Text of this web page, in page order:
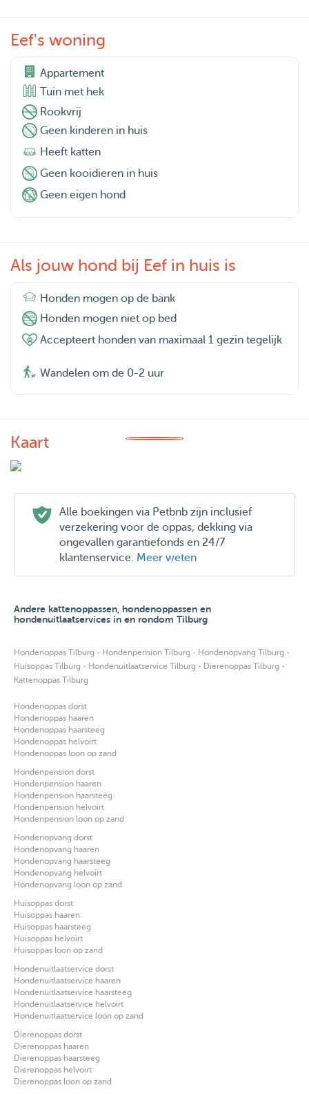
Eef's woning
Appartement
Tuin met hek
Rookvrij
Geen kinderen in huis
Heeft katten
Geen kooidieren in huis
Geen eigen hond
Als jouw hond bij Eef in huis is
Honden mogen op de bank
Honden mogen niet op bed
Accepteert honden van maximaal 1 gezin tegelijk
Wandelen om de 0-2 uur
Kaart
Alle boekingen via Petbnb zijn inclusief
verzekering voor de oppas, dekking via
ongevallen garantiefonds en 24/7
klantenservice. Meer weten
Andere kattenoppassen, hondenoppassen en
hondenuitlaatservices in en rondom Tilburg
Hondenoppas Tilburg · Hondenpension Tilburg · Hondenopvang Tilburg ·
Huisoppas Tilburg · Hondenuitlaatservice Tilburg · Dierenoppas Tilburg ·
Kattenoppas Tilburg
Hondenoppas dorst
Hondenoppas haaren
Hondenoppas haarsteeg
Hondenoppas helvoirt
Hondenoppas loon op zand
Hondenpension dorst
Hondenpension haaren
Hondenpension haarsteeg
Hondenpension helvoirt
Hondenpension loon op zand
Hondenopvang dorst
Hondenopvang haaren
Hondenopvang haarsteeg
Hondenopvang helvoirt
Hondenopvang loon op zand
Huisoppas dorst
Huisoppas haaren
Huisoppas haarsteeg
Huisoppas helvoirt
Huisoppas loon op zand
Hondenuitlaatservice dorst
Hondenuitlaatservice haaren
Hondenuitlaatservice haarsteeg
Hondenuitlaatservice helvoirt
Hondenuitlaatservice loon op zand
Dierenoppas dorst
Dierenoppas haaren
Dierenoppas haarsteeg
Dierenoppas helvoirt
Dierenoppas loon op zand